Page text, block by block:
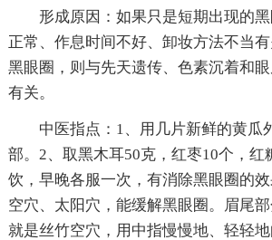
形成原因：如果只是短期出现的
正常、作息时间不好、卸妆方法不当
黑眼圈，则与先天遗传、色素沉着和
有关。
中医指点：1、用几片新鲜的黄瓜
部。2、取黑木耳50克，红枣10个，红
饮，早晚各服一次，有消除黑眼圈的
空穴、太阳穴，能缓解黑眼圈。眉尾
就是丝竹空穴，用中指慢慢地、轻轻